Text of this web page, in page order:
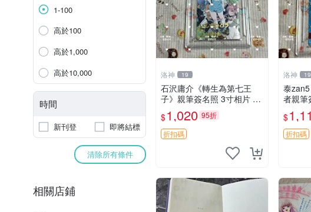
1-100
高於100
高於1,000
高於10,000
時間
新刊登 即將結標
清除所有條件
相關店鋪
洛神 19
石沢庸介《轉生為第七王
子》親筆簽名照 3寸相片 面
簽正品 包相框 轉生為第七
王子 石沢庸介 周邊
$1,020 95折
折扣碼
洛神 19
泰
者親筆
收藏
an5
$
折扣碼